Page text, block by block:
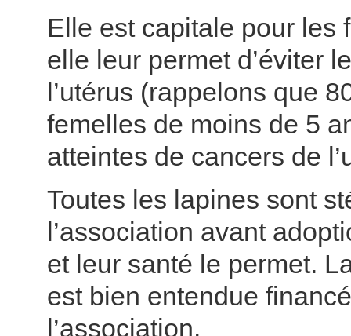
Elle est capitale pour les
elle leur permet d’éviter
l’utérus (rappelons que
femelles de moins de 5
atteintes de cancers de
Toutes les lapines sont
l’association avant
et leur santé le permet.
est bien entendue
l’association.